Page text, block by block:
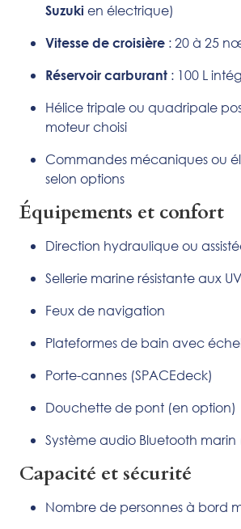
Suzuki en électrique)
Vitesse de croisière : 20 à 25
Réservoir carburant : 100 L
Hélice tripale ou quadripale
moteur choisi
Commandes mécaniques ou
selon options
Équipements et confort
Direction hydraulique ou
Sellerie marine résistante aux UV
Feux de navigation
Plateformes de bain avec
Porte-cannes (SPACEdeck)
Douchette de pont (en option)
Système audio Bluetooth
Capacité et sécurité
Nombre de personnes à bord